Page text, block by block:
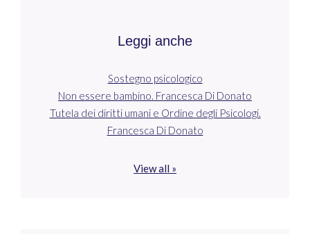
Leggi anche
Sostegno psicologico
Non essere bambino. Francesca Di Donato
Tutela dei diritti umani e Ordine degli Psicologi.
Francesca Di Donato
View all »